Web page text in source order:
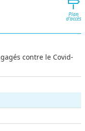
Plan
d'accès
contre le Covid-